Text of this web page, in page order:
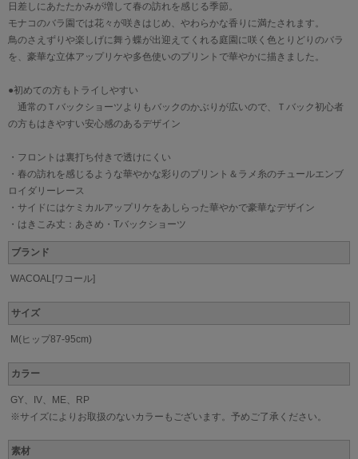
日差しにあたたかみが増して春の訪れを感じる季節。
モナコのバラ園では花々が咲きはじめ、やわらかな香りに満たされます。
鳥のさえずりや楽しげに舞う蝶が出迎えてくれる庭園に咲く色とりどりのバラ
を、豪華な立体アップリケや多色使いのプリントで華やかに描きました。
●初めての方もトライしやすい
通常のＴバックショーツよりもバックのかぶりが広いので、Ｔバック初心者
の方もはきやすい安心感のあるデザイン
・フロントは裏打ち付きで透けにくい
・春の訪れを感じるような華やかな彩りのプリント＆ラメ糸のチュールエンブ
ロイダリーレース
・サイドにはケミカルアップリケをあしらった華やかで豪華なデザイン
・はきこみ丈：あさめ・Tバックショーツ
ブランド
WACOAL[ワコール]
サイズ
M(ヒップ87-95cm)
カラー
GY、IV、ME、RP
※サイズによりお取扱のないカラーもございます。予めご了承ください。
素材